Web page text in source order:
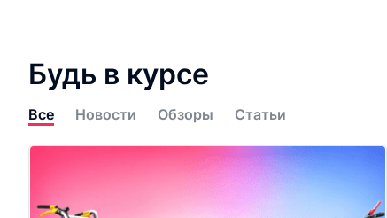
Будь в курсе
Все Новости Обзоры Статьи